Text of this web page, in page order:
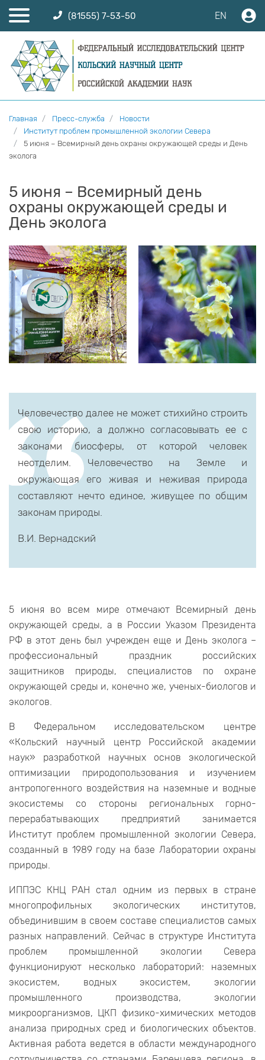
(81555) 7-53-50 EN
Главная Пресс-служба
Новости
Институт проблем промышленной экологии Севера
5 июня – Всемирный день охраны окружающей среды и День
эколога
5 июня – Всемирный день
охраны окружающей среды и
День эколога
Человечество далее не может стихийно строить
свою историю, а должно согласовывать ее с
законами биосферы, от которой человек
неотделим. Человечество на Земле и
окружающая его живая и неживая природа
составляют нечто единое, живущее по общим
законам природы.
В.И. Вернадский
5 июня во всем мире отмечают Всемирный день
окружающей среды, а в России Указом Президента
РФ в этот день был учрежден еще и День эколога –
профессиональный праздник российских
защитников природы, специалистов по охране
окружающей среды и, конечно же, ученых-биологов и
экологов.
В Федеральном исследовательском центре
«Кольский научный центр Российской академии
наук» разработкой научных основ экологической
оптимизации природопользования и изучением
антропогенного воздействия на наземные и водные
экосистемы со стороны региональных горно-
перерабатывающих предприятий занимается
Институт проблем промышленной экологии Севера,
созданный в 1989 году на базе Лаборатории охраны
природы.
ИППЭС КНЦ РАН стал одним из первых в стране
многопрофильных экологических институтов,
объединившим в своем составе специалистов самых
разных направлений. Сейчас в структуре Института
проблем промышленной экологии Севера
функционируют несколько лабораторий: наземных
экосистем, водных экосистем, экологии
промышленного производства, экологии
микроорганизмов, ЦКП физико-химических методов
анализа природных сред и биологических объектов.
Активная работа ведется в области международного